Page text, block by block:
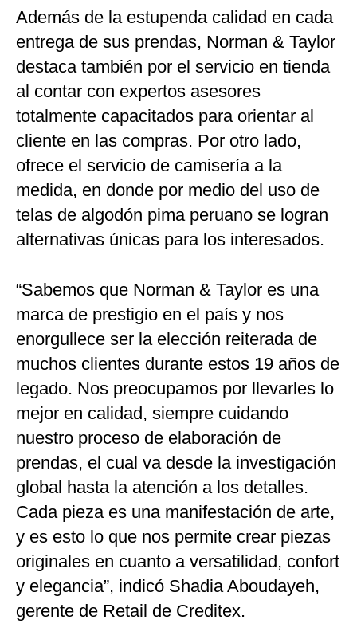
Además de la estupenda calidad en cada
entrega de sus prendas, Norman & Taylor
destaca también por el servicio en tienda
al contar con expertos asesores
totalmente capacitados para orientar al
cliente en las compras. Por otro lado,
ofrece el servicio de camisería a la
medida, en donde por medio del uso de
telas de algodón pima peruano se logran
alternativas únicas para los interesados.
“Sabemos que Norman & Taylor es una
marca de prestigio en el país y nos
enorgullece ser la elección reiterada de
muchos clientes durante estos 19 años de
legado. Nos preocupamos por llevarles lo
mejor en calidad, siempre cuidando
nuestro proceso de elaboración de
prendas, el cual va desde la investigación
global hasta la atención a los detalles.
Cada pieza es una manifestación de arte,
y es esto lo que nos permite crear piezas
originales en cuanto a versatilidad, confort
y elegancia”, indicó Shadia Aboudayeh,
gerente de Retail de Creditex.